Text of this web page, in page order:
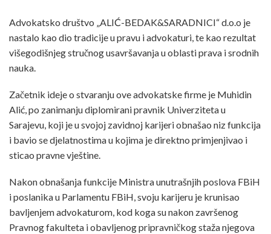
Advokatsko društvo „ALIĆ-BEDAK&SARADNICI“ d.o.o je
nastalo kao dio tradicije u pravu i advokaturi, te kao rezultat
višegodišnjeg stručnog usavršavanja u oblasti prava i srodnih
nauka.
Začetnik ideje o stvaranju ove advokatske firme je Muhidin
Alić, po zanimanju diplomirani pravnik Univerziteta u
Sarajevu, koji je u svojoj zavidnoj karijeri obnašao niz funkcija
i bavio se djelatnostima u kojima je direktno primjenjivao i
sticao pravne vještine.
Nakon obnašanja funkcije Ministra unutrašnjih poslova FBiH
i poslanika u Parlamentu FBiH, svoju karijeru je krunisao
bavljenjem advokaturom, kod koga su nakon završenog
Pravnog fakulteta i obavljenog pripravničkog staža njegova